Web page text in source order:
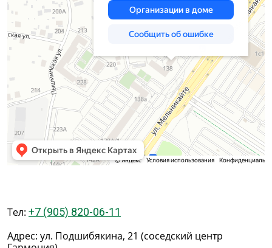
Тел: +7 (905) 820-06-11
Адрес: ул. Подшибякина, 21 (соседский центр